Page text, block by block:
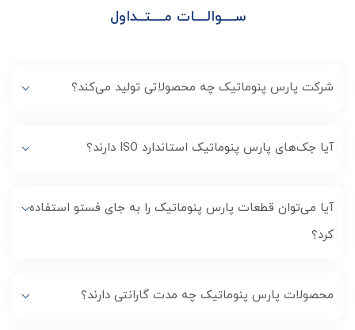
ســــوالــــات مــــتــداول
شرکت پارس پنوماتیک چه محصولاتی تولید می‌کند؟
آیا جک‌های پارس پنوماتیک استاندارد ISO دارند؟
آیا می‌توان قطعات پارس پنوماتیک را به جای فستو استفاده
کرد؟
محصولات پارس پنوماتیک چه مدت گارانتی دارند؟